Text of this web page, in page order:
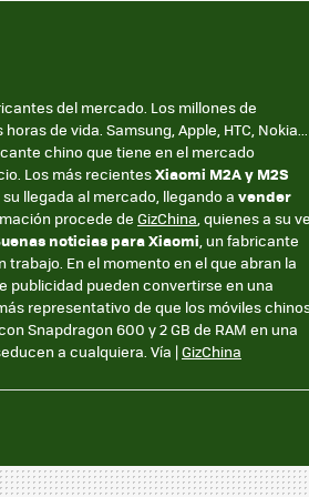
del mercado. Los millones de
de vida. Samsung, Apple, HTC, Nokia...
chino que tiene en el mercado
Los más recientesXiaomi M2A y M2S
llegada al mercado, llegando a vender
procede de GizChina, quienes a su
noticias para Xiaomi, un fabricante
En el momento en el que abran la
publicidad pueden convertirse en una
representativo de que los móviles
Snapdragon 600 y 2 GB de RAM en una
a cualquiera. Vía |GizChina